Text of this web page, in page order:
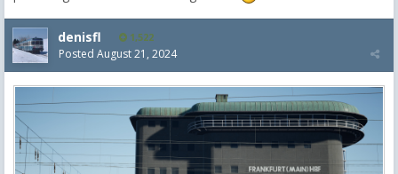
denisfl 1,522
Posted August 21, 2024